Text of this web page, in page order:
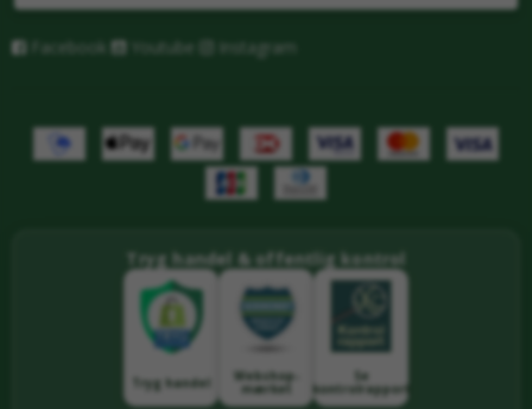
Facebook Youtube Instagram